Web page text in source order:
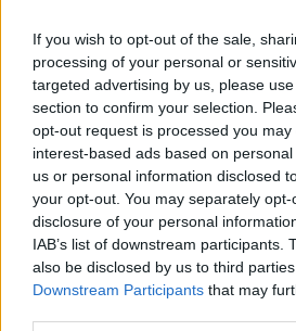
If you wish to opt-out of the sale,
processing of your personal or
targeted advertising by us, please
section to confirm your selection.
opt-out request is processed you may
interest-based ads based on
us or personal information disclosed
your opt-out. You may separately
disclosure of your personal
IAB’s list of downstream participants.
also be disclosed by us to third
Downstream Participants that may
shoqëri